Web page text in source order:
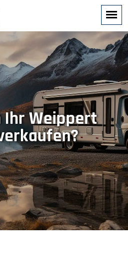
Ihr Weippert